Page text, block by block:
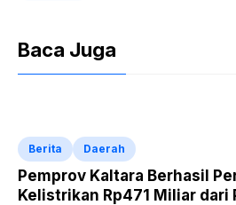
Baca Juga
Berita Daerah
Pemprov Kaltara Berhasil
Kelistrikan Rp471 Miliar dari